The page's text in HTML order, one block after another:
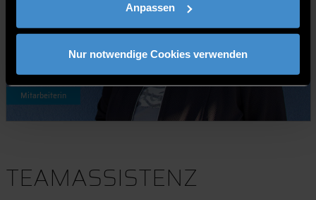
Anpassen
Nur notwendige Cookies verwenden
Regina Dankerl, B.A.
Mitarbeiterin
TEAMASSISTENZ